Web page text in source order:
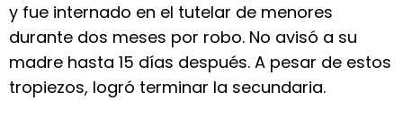
y fue internado en el tutelar de menores
durante dos meses por robo. No avisó a su
madre hasta 15 días después. A pesar de estos
tropiezos, logró terminar la secundaria.